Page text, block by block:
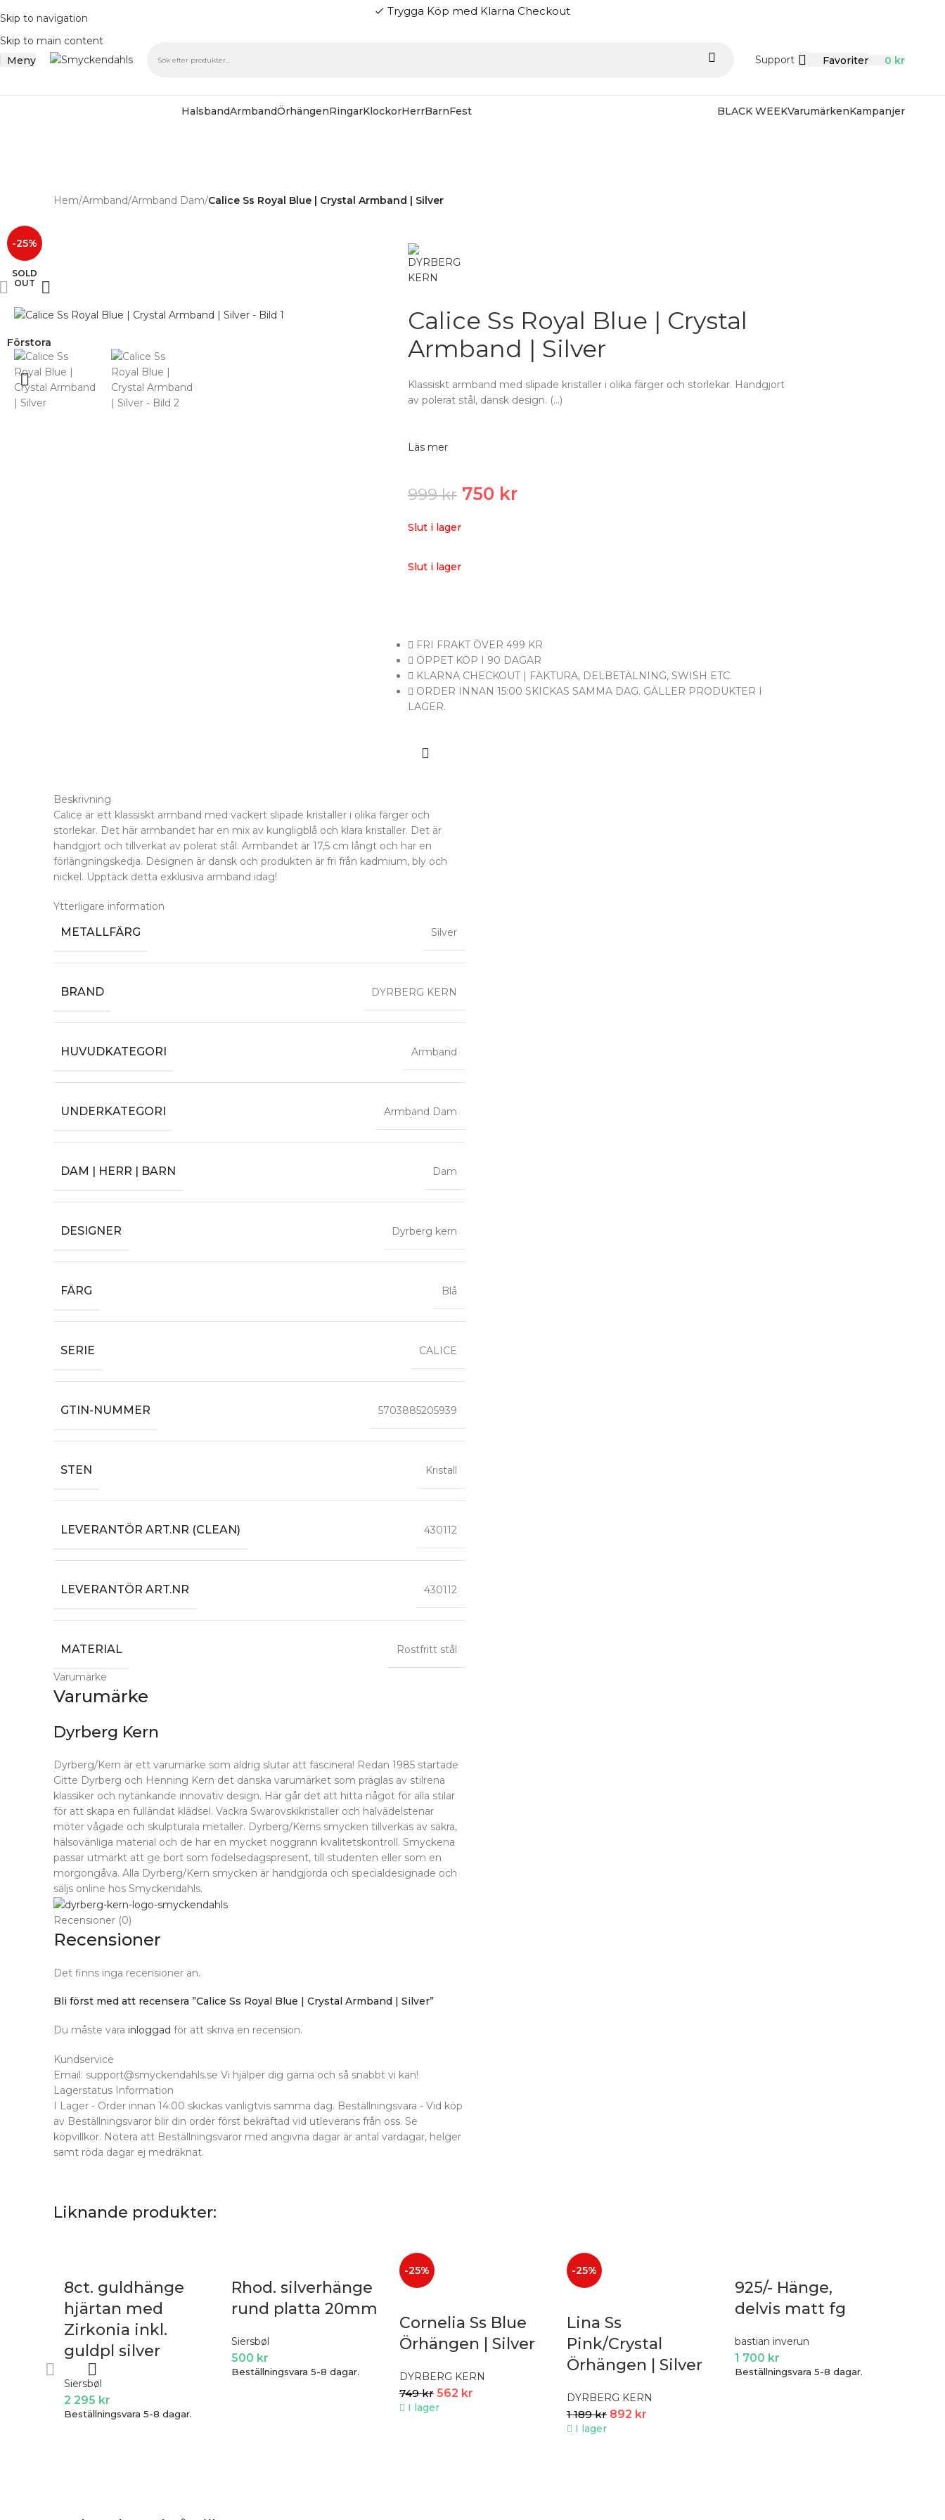
Skip to navigation
Skip to main content
Meny Support Favoriter 0 kr
HalsbandArmbandÖrhängenRingarKlockorHerrBarnFest BLACK WEEKVarumärkenKampanjer
Hem/Armband/Armband Dam/Calice Ss Royal Blue | Crystal Armband | Silver
-25%
SOLD
OUT
Förstora
Calice Ss Royal Blue | Crystal
Armband | Silver
Klassiskt armband med slipade kristaller i olika färger och storlekar. Handgjort
av polerat stål, dansk design. (…)
Läs mer
999kr 750 kr
Slut i lager
Slut i lager
FRI FRAKT ÖVER 499 KR
ÖPPET KÖP I 90 DAGAR
KLARNA CHECKOUT | FAKTURA, DELBETALNING, SWISH ETC.
ORDER INNAN 15:00 SKICKAS SAMMA DAG. GÄLLER PRODUKTER I
LAGER.
Beskrivning
Calice är ett klassiskt armband med vackert slipade kristaller i olika färger och
storlekar. Det här armbandet har en mix av kungligblå och klara kristaller. Det är
handgjort och tillverkat av polerat stål. Armbandet är 17,5 cm långt och har en
förlängningskedja. Designen är dansk och produkten är fri från kadmium, bly och
nickel. Upptäck detta exklusiva armband idag!
Ytterligare information
METALLFÄRG Silver
BRAND DYRBERG KERN
HUVUDKATEGORI Armband
UNDERKATEGORI Armband Dam
DAM | HERR | BARN Dam
DESIGNER Dyrberg kern
FÄRG Blå
SERIE CALICE
GTIN-NUMMER 5703885205939
STEN Kristall
LEVERANTÖR ART.NR (CLEAN) 430112
LEVERANTÖR ART.NR 430112
MATERIAL Rostfritt stål
Varumärke
Varumärke
Dyrberg Kern
Dyrberg/Kern är ett varumärke som aldrig slutar att fascinera! Redan 1985 startade
Gitte Dyrberg och Henning Kern det danska varumärket som präglas av stilrena
klassiker och nytänkande innovativ design. Här går det att hitta något för alla stilar
för att skapa en fulländat klädsel. Vackra Swarovskikristaller och halvädelstenar
möter vågade och skulpturala metaller. Dyrberg/Kerns smycken tillverkas av säkra,
hälsovänliga material och de har en mycket noggrann kvalitetskontroll. Smyckena
passar utmärkt att ge bort som födelsedagspresent, till studenten eller som en
morgongåva. Alla Dyrberg/Kern smycken är handgjorda och specialdesignade och
säljs online hos Smyckendahls.
Recensioner (0)
Recensioner
Det finns inga recensioner än.
Bli först med att recensera ”Calice Ss Royal Blue | Crystal Armband | Silver”
Du måste vara inloggad för att skriva en recension.
Kundservice
Email: support@smyckendahls.se Vi hjälper dig gärna och så snabbt vi kan!
Lagerstatus Information
I Lager - Order innan 14:00 skickas vanligtvis samma dag. Beställningsvara - Vid köp
av Beställningsvaror blir din order först bekräftad vid utleverans från oss. Se
köpvillkor. Notera att Beställningsvaror med angivna dagar är antal vardagar, helger
samt röda dagar ej medräknat.
Liknande produkter:
8ct. guldhänge
hjärtan med
Zirkonia inkl.
guldpl silver
Siersbøl
2 295 kr
Beställningsvara 5-8 dagar.
Rhod. silverhänge
rund platta 20mm
Siersbøl
500 kr
Beställningsvara 5-8 dagar.
-25%
Cornelia Ss Blue
Örhängen | Silver
DYRBERG KERN
749kr 562 kr
I lager
-25%
Lina Ss
Pink/Crystal
Örhängen | Silver
DYRBERG KERN
1 189kr 892 kr
I lager
925/- Hänge,
delvis matt fg
bastian inverun
1 700 kr
Beställningsvara 5-8 dagar.